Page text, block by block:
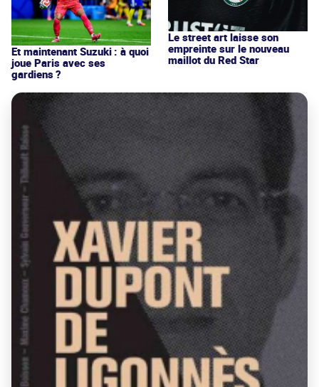
Et maintenant Suzuki : à quoi
joue Paris avec ses
gardiens ?
Le street art laisse son
empreinte sur le nouveau
maillot du Red Star